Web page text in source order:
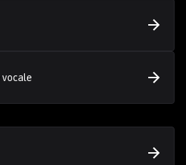
vocale